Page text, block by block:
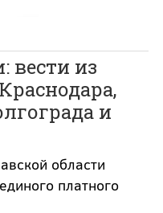
вести из
и
области
платного